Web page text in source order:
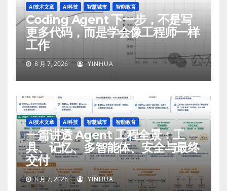
AI技术文章 AI科技 智慧城市 智能教育
Coding Agent 下一步，不是写
更多代码，而是学会像工程师一样
工作
8 月 7, 2026 YINHUA
AI技术文章 AI科技 智慧城市 智能教育
一篇讲透 Agent 工程全景：工
具、记忆、多智能体、安全与最终
交付
8 月 7, 2026 YINHUA